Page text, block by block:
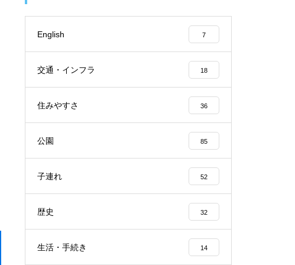
English 7
交通・インフラ 18
住みやすさ 36
公園 85
子連れ 52
歴史 32
生活・手続き 14